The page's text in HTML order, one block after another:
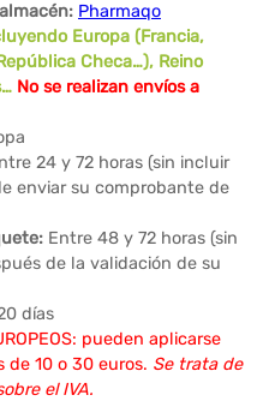
Pharmaqo
Europa (Francia,
Checa…), Reino
No se realizan envíos a
24 y 72 horas (sin incluir
enviar su comprobante de
Entre 48 y 72 horas (sin
de la validación de su
días
pueden aplicarse
de 10 o 30 euros. Se trata de
el IVA.